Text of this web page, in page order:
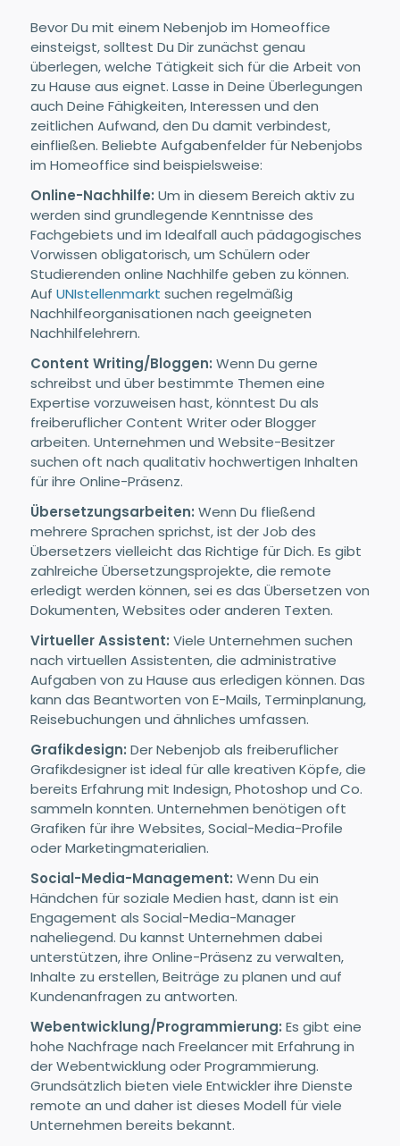
Bevor Du mit einem Nebenjob im Homeoffice
einsteigst, solltest Du Dir zunächst genau
überlegen, welche Tätigkeit sich für die Arbeit von
zu Hause aus eignet. Lasse in Deine Überlegungen
auch Deine Fähigkeiten, Interessen und den
zeitlichen Aufwand, den Du damit verbindest,
einfließen. Beliebte Aufgabenfelder für Nebenjobs
im Homeoffice sind beispielsweise:
Online-Nachhilfe: Um in diesem Bereich aktiv zu
werden sind grundlegende Kenntnisse des
Fachgebiets und im Idealfall auch pädagogisches
Vorwissen obligatorisch, um Schülern oder
Studierenden online Nachhilfe geben zu können.
Auf UNIstellenmarkt suchen regelmäßig
Nachhilfeorganisationen nach geeigneten
Nachhilfelehrern.
Content Writing/Bloggen: Wenn Du gerne
schreibst und über bestimmte Themen eine
Expertise vorzuweisen hast, könntest Du als
freiberuflicher Content Writer oder Blogger
arbeiten. Unternehmen und Website-Besitzer
suchen oft nach qualitativ hochwertigen Inhalten
für ihre Online-Präsenz.
Übersetzungsarbeiten: Wenn Du fließend
mehrere Sprachen sprichst, ist der Job des
Übersetzers vielleicht das Richtige für Dich. Es gibt
zahlreiche Übersetzungsprojekte, die remote
erledigt werden können, sei es das Übersetzen von
Dokumenten, Websites oder anderen Texten.
Virtueller Assistent: Viele Unternehmen suchen
nach virtuellen Assistenten, die administrative
Aufgaben von zu Hause aus erledigen können. Das
kann das Beantworten von E-Mails, Terminplanung,
Reisebuchungen und ähnliches umfassen.
Grafikdesign: Der Nebenjob als freiberuflicher
Grafikdesigner ist ideal für alle kreativen Köpfe, die
bereits Erfahrung mit Indesign, Photoshop und Co.
sammeln konnten. Unternehmen benötigen oft
Grafiken für ihre Websites, Social-Media-Profile
oder Marketingmaterialien.
Social-Media-Management: Wenn Du ein
Händchen für soziale Medien hast, dann ist ein
Engagement als Social-Media-Manager
naheliegend. Du kannst Unternehmen dabei
unterstützen, ihre Online-Präsenz zu verwalten,
Inhalte zu erstellen, Beiträge zu planen und auf
Kundenanfragen zu antworten.
Webentwicklung/Programmierung: Es gibt eine
hohe Nachfrage nach Freelancer mit Erfahrung in
der Webentwicklung oder Programmierung.
Grundsätzlich bieten viele Entwickler ihre Dienste
remote an und daher ist dieses Modell für viele
Unternehmen bereits bekannt.